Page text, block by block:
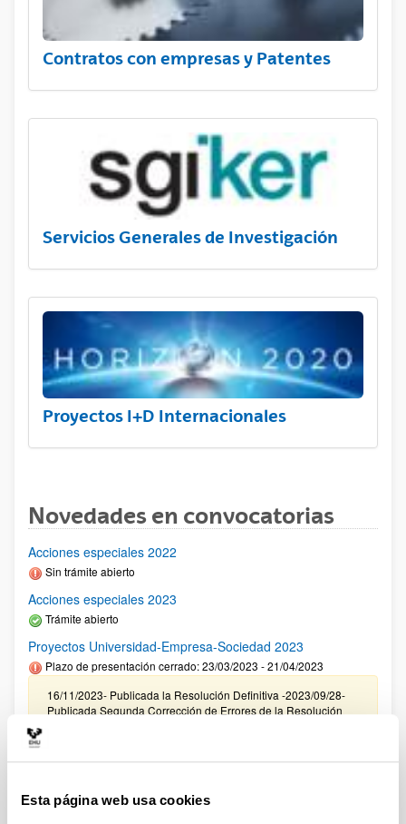
Esta página web usa cookies
Contratos con empresas y Patentes
Servicios Generales de Investigación
Proyectos I+D Internacionales
Novedades en convocatorias
Acciones especiales 2022
Sin trámite abierto
Acciones especiales 2023
Trámite abierto
Proyectos Universidad-Empresa-Sociedad 2023
Plazo de presentación cerrado: 23/03/2023 - 21/04/2023
16/11/2023- Publicada la Resolución Definitiva -2023/09/28-
Publicada Segunda Corrección de Errores de la Resolución